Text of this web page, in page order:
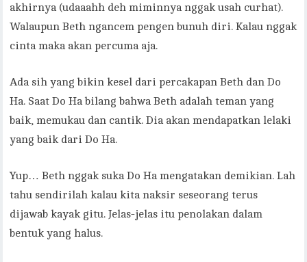
akhirnya (udaaahh deh miminnya nggak usah curhat).
Walaupun Beth ngancem pengen bunuh diri. Kalau nggak
cinta maka akan percuma aja.
Ada sih yang bikin kesel dari percakapan Beth dan Do
Ha. Saat Do Ha bilang bahwa Beth adalah teman yang
baik, memukau dan cantik. Dia akan mendapatkan lelaki
yang baik dari Do Ha.
Yup… Beth nggak suka Do Ha mengatakan demikian. Lah
tahu sendirilah kalau kita naksir seseorang terus
dijawab kayak gitu. Jelas-jelas itu penolakan dalam
bentuk yang halus.